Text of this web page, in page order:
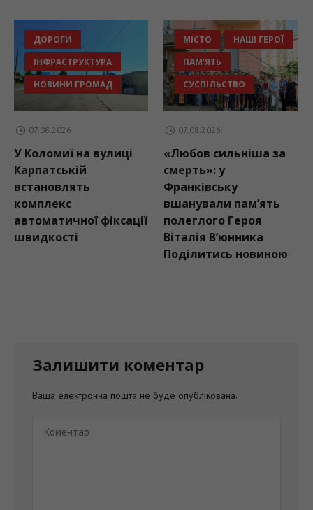
ДОРОГИ
ІНФРАСТРУКТУРА
НОВИНИ ГРОМАД
07.08.2026
У Коломиї на вулиці
Карпатській
встановлять
комплекс
автоматичної фіксації
швидкості
МІСТО
НАШІ ГЕРОЇ
ПАМ'ЯТЬ
СУСПІЛЬСТВО
07.08.2026
«Любов сильніша за
смерть»: у
Франківську
вшанували пам’ять
полеглого Героя
Віталія В’юнника
Поділитись новиною
Залишити коментар
Ваша електронна пошта не буде опублікована.